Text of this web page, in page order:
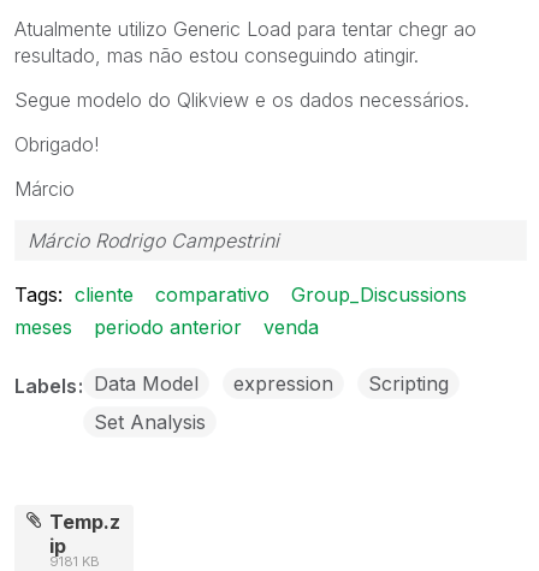
Atualmente utilizo Generic Load para tentar chegr ao
resultado, mas não estou conseguindo atingir.
Segue modelo do Qlikview e os dados necessários.
Obrigado!
Márcio
Márcio Rodrigo Campestrini
Tags: cliente comparativo
Group_Discussions
meses
periodo anterior venda
Labels Data Model expression
Scripting
Set Analysis
Temp.z
ip
9181 KB